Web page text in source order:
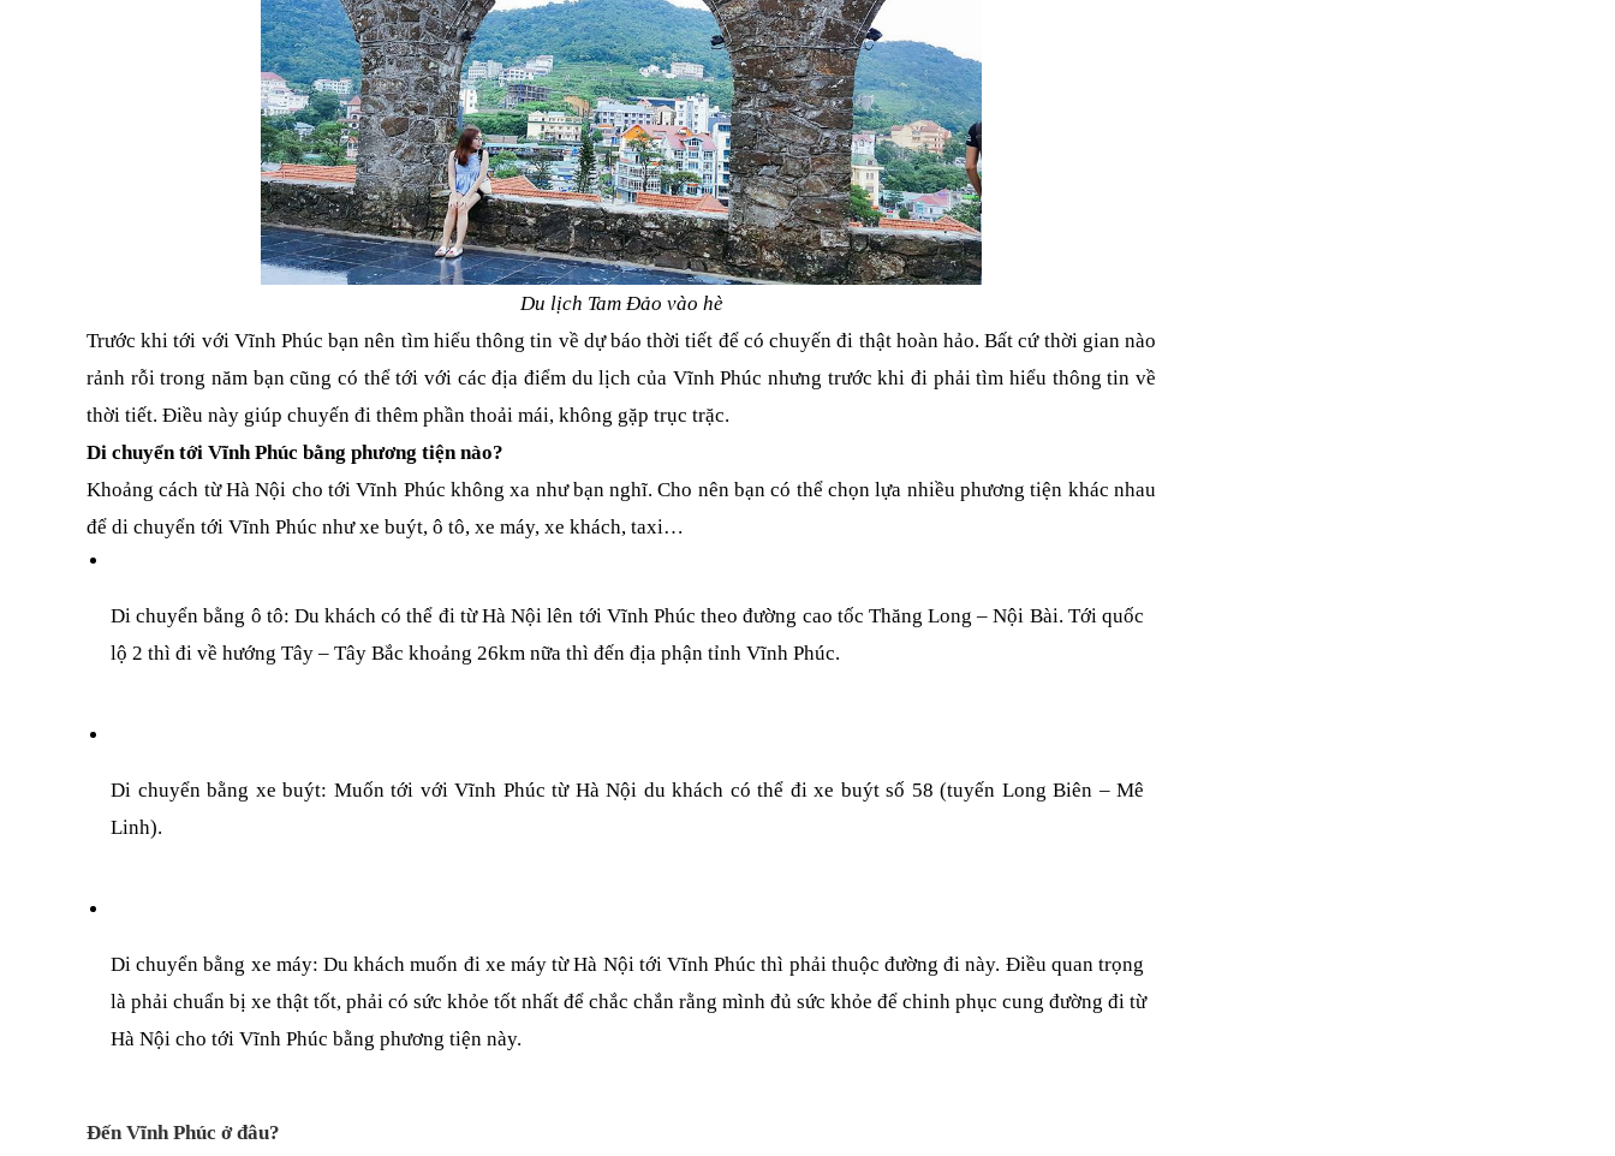
Du lịch Tam Đảo vào hè
Trước khi tới với Vĩnh Phúc bạn nên tìm hiểu thông tin về dự báo thời tiết để có chuyến đi thật hoàn hảo. Bất cứ thời gian nào
rảnh rỗi trong năm bạn cũng có thể tới với các địa điểm du lịch của Vĩnh Phúc nhưng trước khi đi phải tìm hiểu thông tin về
thời tiết. Điều này giúp chuyến đi thêm phần thoải mái, không gặp trục trặc.
Di chuyển tới Vĩnh Phúc bằng phương tiện nào?
Khoảng cách từ Hà Nội cho tới Vĩnh Phúc không xa như bạn nghĩ. Cho nên bạn có thể chọn lựa nhiều phương tiện khác nhau
để di chuyển tới Vĩnh Phúc như xe buýt, ô tô, xe máy, xe khách, taxi…
Di chuyển bằng ô tô: Du khách có thể đi từ Hà Nội lên tới Vĩnh Phúc theo đường cao tốc Thăng Long – Nội Bài. Tới quốc
lộ 2 thì đi về hướng Tây – Tây Bắc khoảng 26km nữa thì đến địa phận tỉnh Vĩnh Phúc.
Di chuyển bằng xe buýt: Muốn tới với Vĩnh Phúc từ Hà Nội du khách có thể đi xe buýt số 58 (tuyến Long Biên – Mê
Linh).
Di chuyển bằng xe máy: Du khách muốn đi xe máy từ Hà Nội tới Vĩnh Phúc thì phải thuộc đường đi này. Điều quan trọng
là phải chuẩn bị xe thật tốt, phải có sức khỏe tốt nhất để chắc chắn rằng mình đủ sức khỏe để chinh phục cung đường đi từ
Hà Nội cho tới Vĩnh Phúc bằng phương tiện này.
Đến Vĩnh Phúc ở đâu?